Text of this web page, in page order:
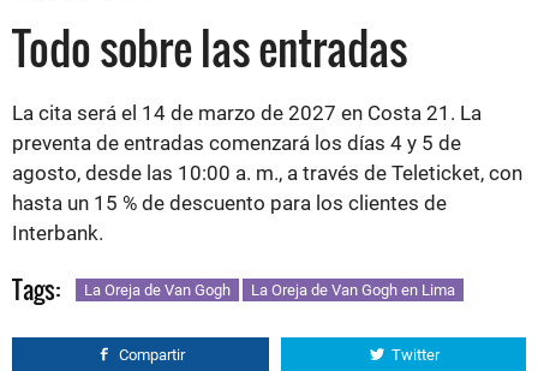
Todo sobre las entradas
La cita será el 14 de marzo de 2027 en Costa 21. La
preventa de entradas comenzará los días 4 y 5 de
agosto, desde las 10:00 a. m., a través de Teleticket, con
hasta un 15 % de descuento para los clientes de
Interbank.
Tags: La Oreja de Van Gogh La Oreja de Van Gogh en Lima
Compartir Twitter